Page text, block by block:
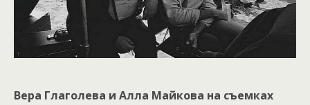
Вера Глаголева и Алла Майкова на съемках